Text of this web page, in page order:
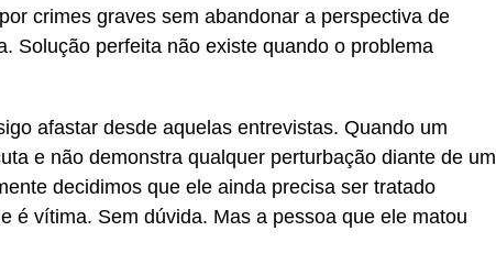
crimes graves sem abandonar a perspectiva de
Solução perfeita não existe quando o problema
afastar desde aquelas entrevistas. Quando um
e não demonstra qualquer perturbação diante de um
decidimos que ele ainda precisa ser tratado
é vítima. Sem dúvida. Mas a pessoa que ele matou